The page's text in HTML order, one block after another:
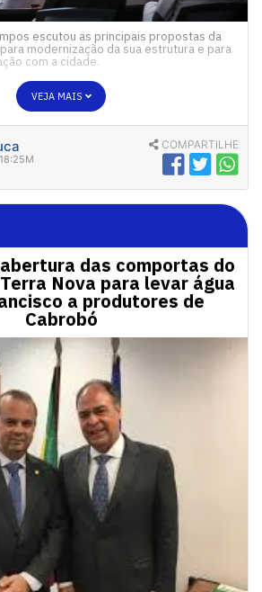
escutou as principais propostas da
modernização da sua estrutura e para
com a cidade.
VEJA MAIS
COMPARTILHE
das comportas do
Nova para levar água
a produtores de
Cabrobó